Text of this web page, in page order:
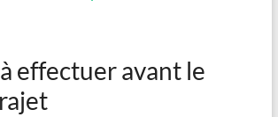
effectuer avant le